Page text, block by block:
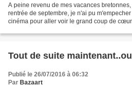
A peine revenu de mes vacances
rentrée de septembre, je n'ai pu
cinéma pour aller voir le grand coup de
Tout de suite
Publié le 26/07/2016 à 06:32
Par Bazaart